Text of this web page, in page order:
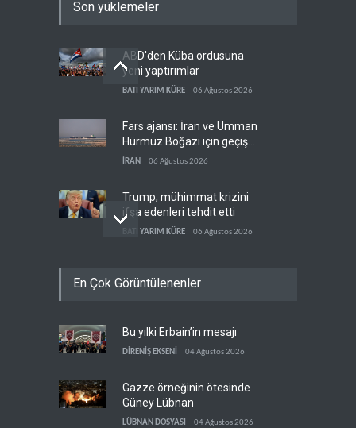
Son yüklemeler
ABD'den Küba ordusuna
yeni yaptırımlar
BATI YARIM KÜRE 06 Ağustos 2026
Fars ajansı: İran ve Umman
Hürmüz Boğazı için geçiş
koridorlarında anlaştı
İRAN 06 Ağustos 2026
Trump, mühimmat krizini
ifşa edenleri tehdit etti
BATI YARIM KÜRE 06 Ağustos 2026
Şeria'da işgalci
İsrail, beyin göçünde rekora
koşuyor
En Çok Görüntülenenler
Bu yılki Erbain’in mesajı
DİRENİŞ EKSENİ 04 Ağustos 2026
Gazze örneğinin ötesinde
Güney Lübnan
LÜBNAN DOSYASI 04 Ağustos 2026